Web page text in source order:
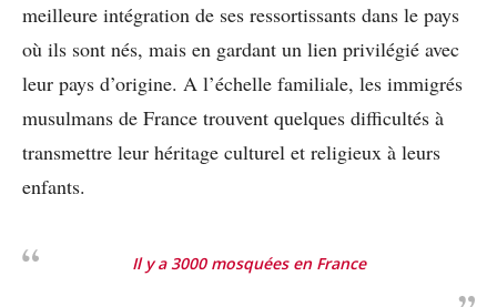
meilleure intégration de ses ressortissants dans le pays
où ils sont nés, mais en gardant un lien privilégié avec
leur pays d’origine. A l’échelle familiale, les immigrés
musulmans de France trouvent quelques difficultés à
transmettre leur héritage culturel et religieux à leurs
enfants.
Il y a 3000 mosquées en France